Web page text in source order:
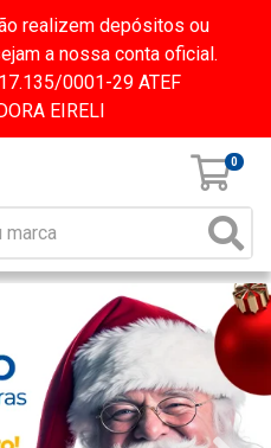
realizem depósitos ou
a nossa conta oficial.
0001-29 ATEF
EIRELI
0